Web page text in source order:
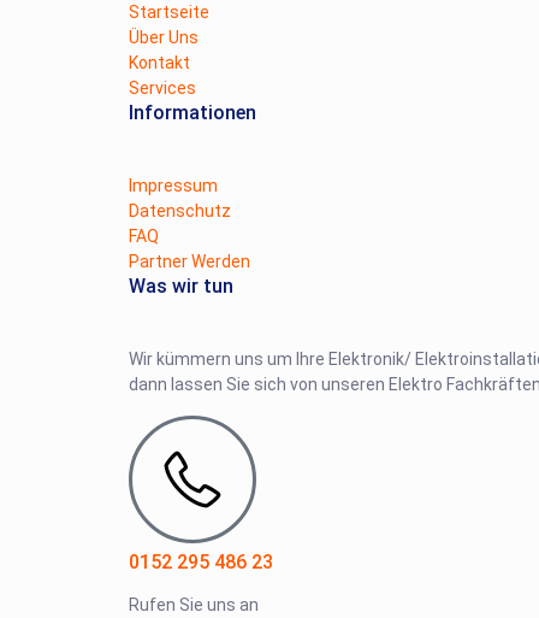
Startseite
Über Uns
Kontakt
Services
Informationen
Impressum
Datenschutz
FAQ
Partner Werden
Was wir tun
Wir kümmern uns um Ihre Elektronik/
dann lassen Sie sich von unseren Elektro
0152 295 486 23
Rufen Sie uns an